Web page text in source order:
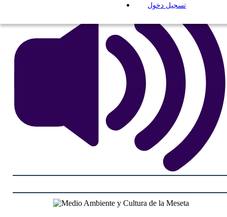
تسجيل دخول